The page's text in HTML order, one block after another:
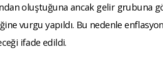
oluştuğuna ancak gelir grubuna
vurgu yapıldı. Bu nedenle
ifade edildi.